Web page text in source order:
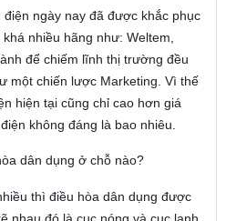
ngày nay đã được khắc phục
nhiều hãng như: Weltem,
để chiếm lĩnh thị trường đều
một chiến lược Marketing. Vì thế
hiện tại cũng chỉ cao hơn giá
không đáng là bao nhiêu.
dân dụng ở chỗ nào?
thì điều hòa dân dụng được